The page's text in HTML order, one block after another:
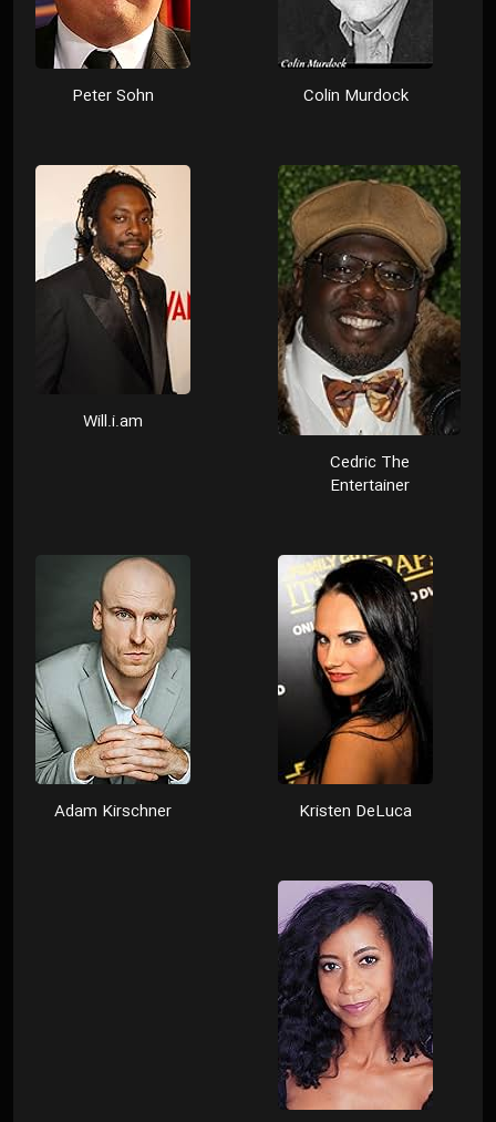
Colin Murdock
Peter Sohn
Cedric The
Entertainer
Will.i.am
Kristen DeLuca
Adam Kirschner